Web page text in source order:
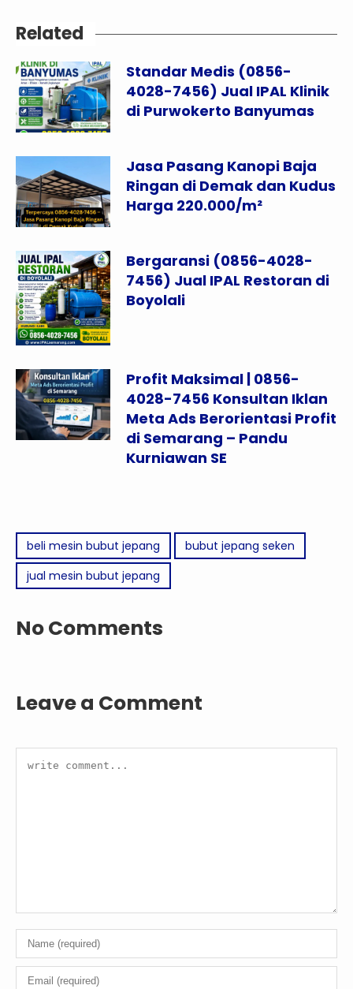
Related
Standar Medis (0856-
4028-7456) Jual IPAL Klinik
di Purwokerto Banyumas
Jasa Pasang Kanopi Baja
Ringan di Demak dan Kudus
Harga 220.000/m²
Bergaransi (0856-4028-
7456) Jual IPAL Restoran di
Boyolali
Profit Maksimal | 0856-
4028-7456 Konsultan Iklan
Meta Ads Berorientasi Profit
di Semarang – Pandu
Kurniawan SE
beli mesin bubut jepang
bubut jepang seken
jual mesin bubut jepang
No Comments
Leave a Comment